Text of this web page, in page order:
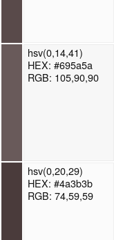
hsv(0,14,41)
HEX: #695a5a
RGB: 105,90,90
hsv(0,20,29)
HEX: #4a3b3b
RGB: 74,59,59